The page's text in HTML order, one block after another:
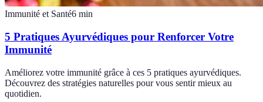
Immunité et Santé6 min
5 Pratiques Ayurvédiques pour Renforcer Votre
Immunité
Améliorez votre immunité grâce à ces 5 pratiques ayurvédiques.
Découvrez des stratégies naturelles pour vous sentir mieux au
quotidien.